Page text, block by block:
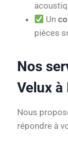
Un
pièces
Nos
Velux
Nous
répondre à